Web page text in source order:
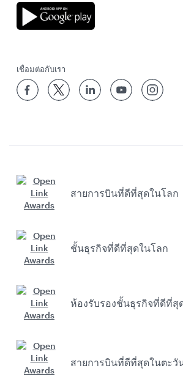
เชื่อมต่อกับเรา
สายการบินที่ดีที่สุดในโลก
ชั้นธุรกิจที่ดีที่สุดในโลก
ห้องรับรองชั้นธุรกิจที่ดีที่สุ
สายการบินที่ดีที่สุดในตะวั